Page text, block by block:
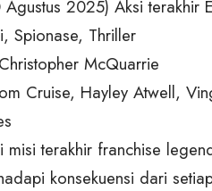
Agustus 2025) Aksi terakhir
Spionase, Thriller
McQuarrie
Cruise, Hayley Atwell,
misi terakhir franchise
konsekuensi dari